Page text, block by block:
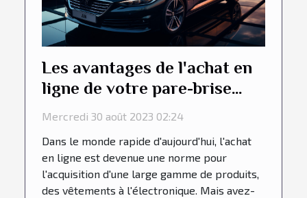
Les avantages de l'achat en
ligne de votre pare-brise
Peugeot
Mercredi 30 août 2023 02:24
Dans le monde rapide d'aujourd'hui, l'achat
en ligne est devenue une norme pour
l'acquisition d'une large gamme de produits,
des vêtements à l'électronique. Mais avez-